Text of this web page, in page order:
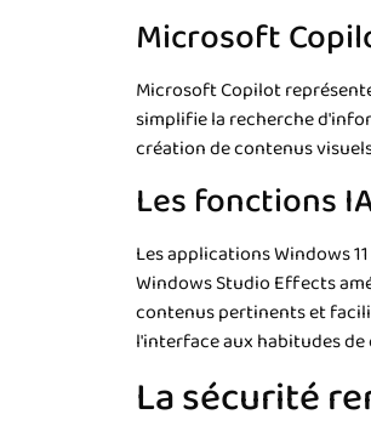
Microsoft
Microsoft Copilot
simplifie la recherche
création de contenus
Les fonctions
Les applications Windows
Windows Studio Effects
contenus pertinents et
l'interface aux habitudes
La sécurité